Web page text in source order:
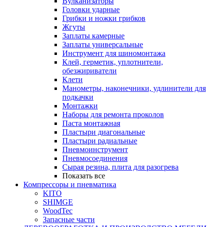
Головки ударные
Грибки и ножки грибков
Жгуты
Заплаты камерные
Заплаты универсальные
Инструмент для шиномонтажа
Клей, герметик, уплотнители,
обезжириватели
Клети
Манометры, наконечники, удлинители для
подкачки
Монтажки
Наборы для ремонта проколов
Паста монтажная
Пластыри диагональные
Пластыри радиальные
Пневмоинструмент
Пневмосоединения
Сырая резина, плита для разогрева
Показать все
Компрессоры и пневматика
KITO
SHIMGE
WoodTec
Запасные части